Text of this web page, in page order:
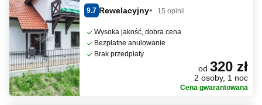
9.7 Rewelacyjny 15 opinii
Wysoka jakość, dobra cena
Bezpłatne anulowanie
Brak przedpłaty
od 320 zł
2 osoby, 1 noc
Cena gwarantowana